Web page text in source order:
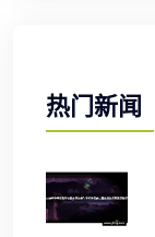
热门新闻